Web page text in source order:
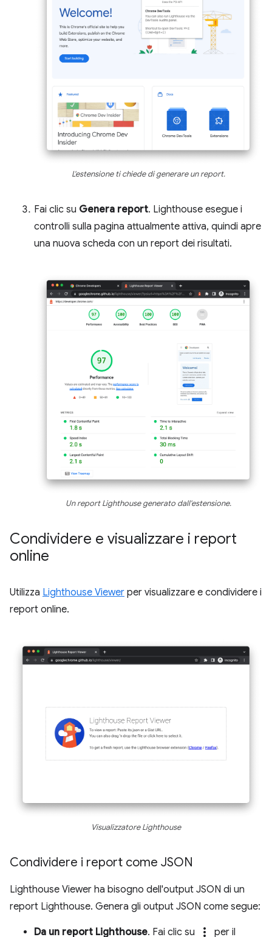
L'estensione ti chiede di generare un report.
Fai clic su Genera report. Lighthouse esegue i
controlli sulla pagina attualmente attiva, quindi apre
una nuova scheda con un report dei risultati.
Un report Lighthouse generato dall'estensione.
Condividere e visualizzare i report
online
Utilizza Lighthouse Viewer per visualizzare e condividere i
report online.
Visualizzatore Lighthouse
Condividere i report come JSON
Lighthouse Viewer ha bisogno dell'output JSON di un
report Lighthouse. Genera gli output JSON come segue:
Da un report Lighthouse. Fai clic su more_vert per il